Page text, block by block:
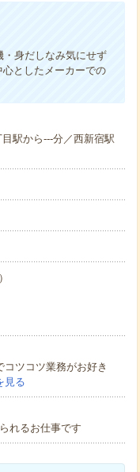
・身だしなみ気にせず
としたメーカーでの
駅から---分／西新宿駅
コツコツ業務がお好き
見る
れるお仕事です